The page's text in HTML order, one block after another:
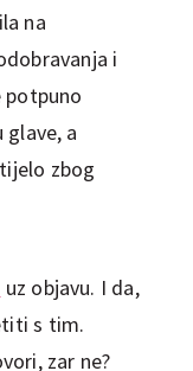
na
i
potpuno
glave, a
zbog
uz objavu. I da,
s tim.
zar ne?